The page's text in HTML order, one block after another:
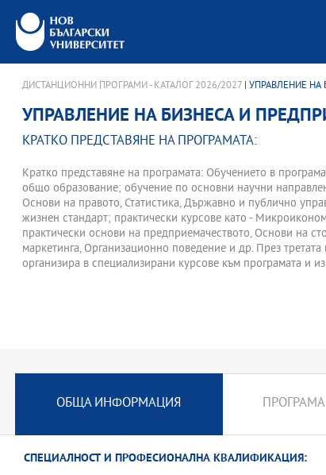
ДИСТАНЦИОННИ ПРОГРАМИ - КАТАЛОГ 2026/2027 | УПРАВЛЕНИЕ
УПРАВЛЕНИЕ НА БИЗНЕСА И
КРАТКО ПРЕДСТАВЯНЕ НА ПРОГРАМАТА:
Кратко представяне на програмата: Обучението в
общо образование; обучение по основни научни
Основи на правото, Статистика, Държавно и публично
жизнен стандарт; практически курсове като -
практически основи на предприемачеството, Основи на
маркетинга, Организационно поведение и др. През третата
организира в специализирани курсове към програмата и
ОБЩА ИНФОРМАЦИЯ
СПЕЦИАЛНОСТ И ПРОФЕСИОНАЛНА КВАЛИФИКАЦИЯ: